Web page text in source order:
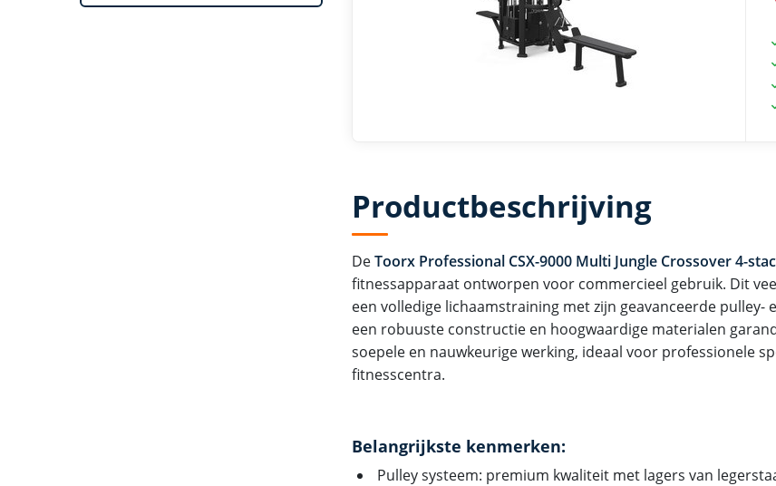
Productbeschrijving
DeToorx Professional CSX-9000 Multi Jungle Crossover 4-
fitnessapparaat ontworpen voor commercieel gebruik. Dit
een volledige lichaamstraining met zijn geavanceerde pulley-
een robuuste constructie en hoogwaardige materialen
soepele en nauwkeurige werking, ideaal voor professionele
fitnesscentra.
Belangrijkste kenmerken:
Pulley systeem: premium kwaliteit met lagers van